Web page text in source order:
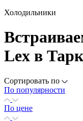
Холодильники
Lex в
Сортировать по
По популярности
По цене